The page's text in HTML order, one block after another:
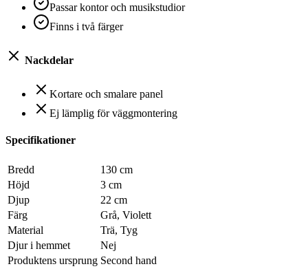
Passar kontor och musikstudior
Finns i två färger
Nackdelar
Kortare och smalare panel
Ej lämplig för väggmontering
Specifikationer
Bredd
130 cm
Höjd
3 cm
Djup
22 cm
Färg
Grå, Violett
Material
Trä, Tyg
Djur i hemmet
Nej
Produktens ursprung Second hand